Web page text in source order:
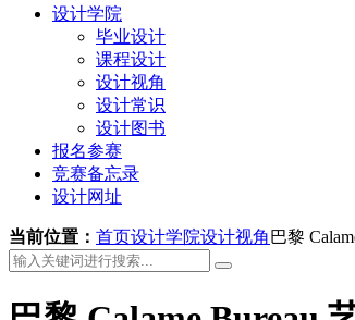
设计学院
毕业设计
课程设计
设计视角
设计常识
设计图书
报名参赛
竞赛备忘录
设计网址
当前位置： 首页设计学院设计视角 巴黎